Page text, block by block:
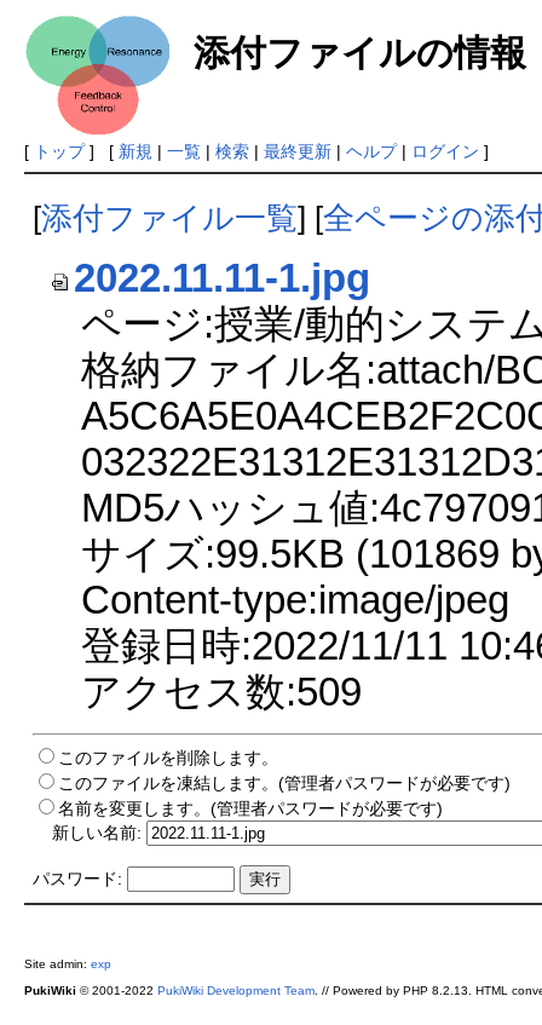
添付ファイルの情報
[ トップ] [ 新規 | 一覧| 検索| 最終更新| ヘルプ| ログイン ]
[添付ファイル一覧] [全ページの添
2022.11.11-1.jpg
ページ:授業/動的システ
格納ファイル名:attach/
MD5ハッシュ値
サイズ:99.5KB (101869
Content-type:image/jpeg
登録日時:2022/11/11
アクセス数:509
このファイルを削除します。
このファイルを凍結します。(管理者パスワードが必要です)
名前を変更します。(管理者パスワードが必要です)
新しい名前:
パスワード:
Site admin: exp
PukiWiki © 2001-2022 PukiWiki Development Team. // Powered by PHP 8.2.13. HTML